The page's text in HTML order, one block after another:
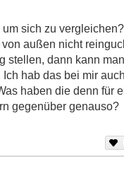
sich zu
außen nicht
stellen, dann kann
hab das bei mir
haben die denn für
gegenüber genauso?